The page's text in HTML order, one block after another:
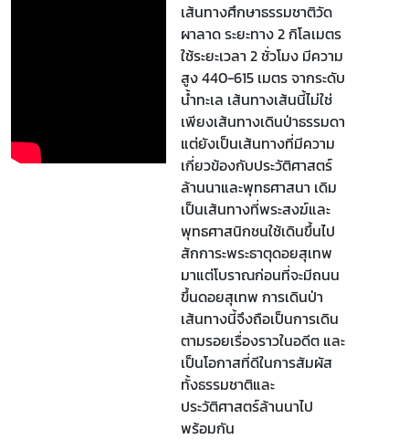
เส้นทางศึกษาธรรมชาติวัด
ผาลาด ระยะทาง 2 กิโลเมตร
ใช้ระยะเวลา 2 ชั่วโมง มีความ
สูง 440-615 เมตร จากระดับ
น้ำทะเล เส้นทางเส้นนี้ไม่ใช่
เพียงเส้นทางเดินป่าธรรมดา
แต่ยังเป็นเส้นทางที่มีความ
เกี่ยวข้องกับประวัติศาสตร์
ล้านนาและพุทธศาสนา เดิม
เป็นเส้นทางที่พระสงฆ์และ
พุทธศาสนิกชนใช้เดินขึ้นไป
สักการะพระธาตุดอยสุเทพ
มาแต่โบราณก่อนที่จะมีถนน
ขึ้นดอยสุเทพ การเดินป่า
เส้นทางนี้จึงถือเป็นการเดิน
ตามรอยเรื่องราวในอดีต และ
เป็นโอกาสที่ดีในการสัมผัส
ทั้งธรรมชาติและ
ประวัติศาสตร์ล้านนาไป
พร้อมกัน